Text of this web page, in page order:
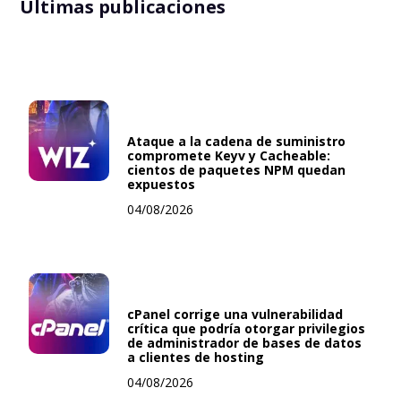
Últimas publicaciones
Ataque a la cadena de suministro
compromete Keyv y Cacheable:
cientos de paquetes NPM quedan
expuestos
04/08/2026
cPanel corrige una vulnerabilidad
crítica que podría otorgar privilegios
de administrador de bases de datos
a clientes de hosting
04/08/2026